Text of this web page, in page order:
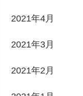
2021年4月
2021年3月
2021年2月